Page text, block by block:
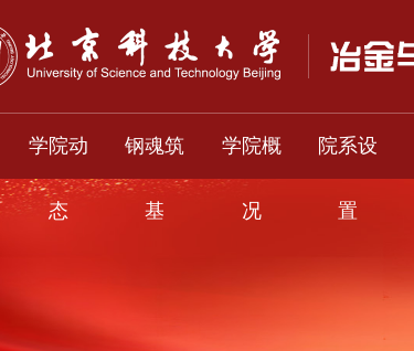
学院动
态
钢魂筑
基
学院概
况
院系设
置